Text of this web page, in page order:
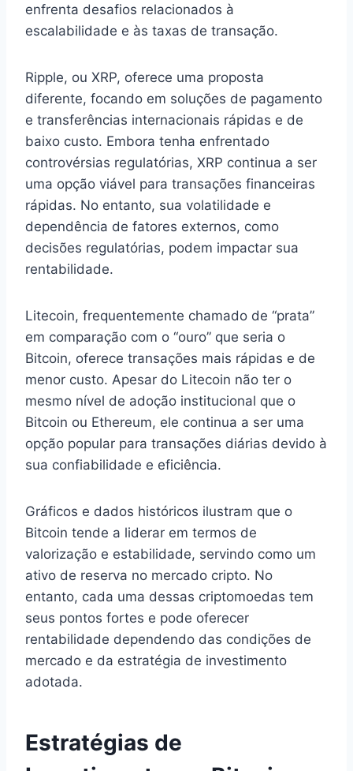
enfrenta desafios relacionados à
escalabilidade e às taxas de transação.
Ripple, ou XRP, oferece uma proposta
diferente, focando em soluções de pagamento
e transferências internacionais rápidas e de
baixo custo. Embora tenha enfrentado
controvérsias regulatórias, XRP continua a ser
uma opção viável para transações financeiras
rápidas. No entanto, sua volatilidade e
dependência de fatores externos, como
decisões regulatórias, podem impactar sua
rentabilidade.
Litecoin, frequentemente chamado de “prata”
em comparação com o “ouro” que seria o
Bitcoin, oferece transações mais rápidas e de
menor custo. Apesar do Litecoin não ter o
mesmo nível de adoção institucional que o
Bitcoin ou Ethereum, ele continua a ser uma
opção popular para transações diárias devido à
sua confiabilidade e eficiência.
Gráficos e dados históricos ilustram que o
Bitcoin tende a liderar em termos de
valorização e estabilidade, servindo como um
ativo de reserva no mercado cripto. No
entanto, cada uma dessas criptomoedas tem
seus pontos fortes e pode oferecer
rentabilidade dependendo das condições de
mercado e da estratégia de investimento
adotada.
Estratégias de